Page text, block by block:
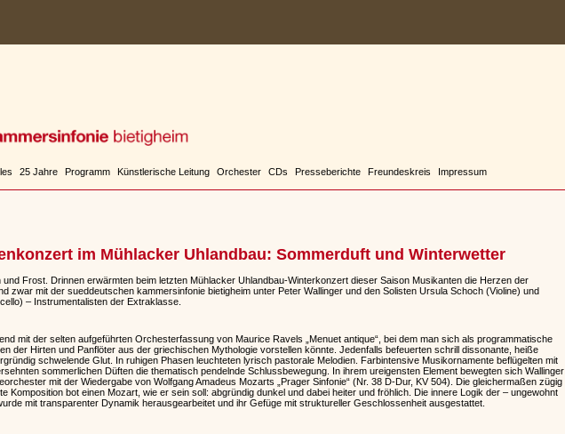
25 Jahre Programm Künstlerische Leitung Orchester CDs Presseberichte Freundeskreis Impressum
im Mühlacker Uhlandbau: Sommerduft und Winterwetter
Frost. Drinnen erwärmten beim letzten Mühlacker Uhlandbau-Winterkonzert dieser Saison Musikanten die Herzen der
zwar mit der sueddeutschen kammersinfonie bietigheim unter Peter Wallinger und den Solisten Ursula Schoch (Violine) und
– Instrumentalisten der Extraklasse.
mit der selten aufgeführten Orchesterfassung von Maurice Ravels „Menuet antique“, bei dem man sich als programmatische
der Hirten und Panflöter aus der griechischen Mythologie vorstellen könnte. Jedenfalls befeuerten schrill dissonante, heiße
schwelende Glut. In ruhigen Phasen leuchteten lyrisch pastorale Melodien. Farbintensive Musikornamente beflügelten mit
sommerlichen Düften die thematisch pendelnde Schlussbewegung. In ihrem ureigensten Element bewegten sich Wallinger
mit der Wiedergabe von Wolfgang Amadeus Mozarts „Prager Sinfonie“ (Nr. 38 D-Dur, KV 504). Die gleichermaßen zügig
Komposition bot einen Mozart, wie er sein soll: abgründig dunkel und dabei heiter und fröhlich. Die innere Logik der – ungewohnt
mit transparenter Dynamik herausgearbeitet und ihr Gefüge mit struktureller Geschlossenheit ausgestattet.